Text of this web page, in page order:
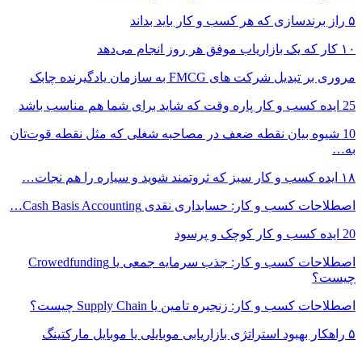
۵ راز برندسازی که هر کسب و کار باید بداند
۱۰ کار که یک بازاریاب موفق هر روز انجام می‌دهد
مروری بر تبدیل شرکت های FMCG به سازمان یادگیرنده چابک
25 ایده کسب‌ و کار پاره وقت که شاید برای شما هم مناسب باشد
10 شیوه بیان نقطه ضعف در مصاحبه شغلی که مثل نقطه قوت‌تان
به…
۱۸ ایده کسب و کار سبز که ثروتمند شوید و سیاره را هم نجات…
اصطلاحات کسب و کار: حسابداری نقدی Cash Basis Accounting…
20 ایده کسب و کار کوچک و پرسود
اصطلاحات کسب و کار: جذب سرمایه‌ جمعی یا Crowedfunding
چیست؟
اصطلاحات کسب و کار: زنجیره تامین یا Supply Chain چیست؟
۵ راهکار بهبود استراتژی بازاریابی موبایلی یا موبایل مارکتینگ